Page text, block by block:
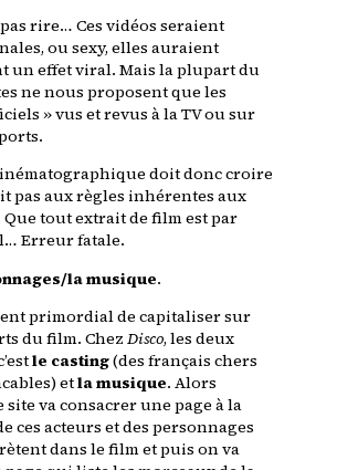
rire… Ces vidéos seraient
ou sexy, elles auraient
un effet viral. Mais la plupart du
ne nous proposent que les
» vus et revus àla TVou sur
doit donc croire
pas aux règles inhérentes aux
tout extrait de film est par
Erreur fatale.
la musique.
primordial de capitaliser sur
du film. Chez Disco, les deux
le casting(des français chers
etla musique. Alors
site va consacrer une page à la
ces acteurs et des personnages
dans le film et puis on va